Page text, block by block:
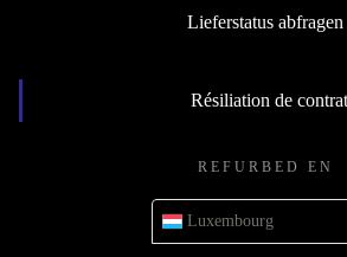
Lieferstatus abfragen
Résiliation de contrat
REFURBED EN
Luxembourg